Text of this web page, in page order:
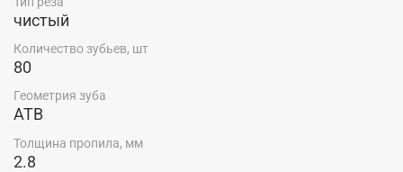
чистый
Количество зубьев, шт
80
Геометрия зуба
ATB
Толщина пропила, мм
2.8